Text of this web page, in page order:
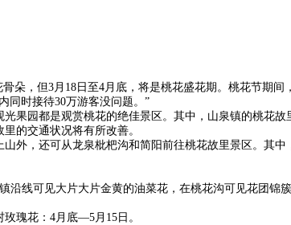
朵，但3月18日至4月底，将是桃花盛花期。桃花节期
同时接待30万游客没问题。”
果园都是观赏桃花的绝佳景区。其中，山泉镇的桃花故
的交通状况将有所改善。
外，还可从龙泉枇杷沟和简阳前往桃花故里景区。其
线可见大片大片金黄的油菜花，在桃花沟可见花团
瑰花：4月底—5月15日。